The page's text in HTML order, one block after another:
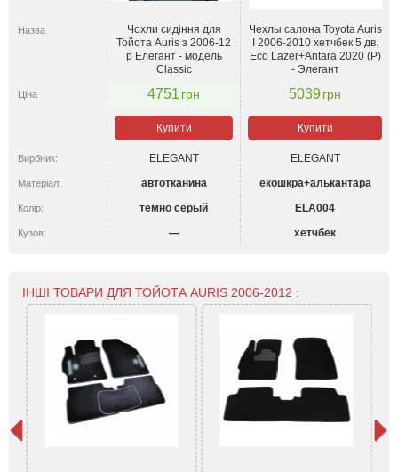
Назва
Чохли сидіння для
Тойота Auris з 2006-12
р Елегант - модель
Classic
Чехлы салона Toyota Auris
I 2006-2010 хетчбек 5 дв.
Eco Lazer+Antara 2020 (P)
- Элегант
Ціна 4751 грн 5039грн
Купити Купити
Вирбник: ELEGANT ELEGANT
Матеріал: автотканина екошкра+алькантара
Колір: темно серый ELA004
Кузов: — хетчбек
ІНШІ ТОВАРИ ДЛЯ ТОЙОТА AURIS 2006-2012 :